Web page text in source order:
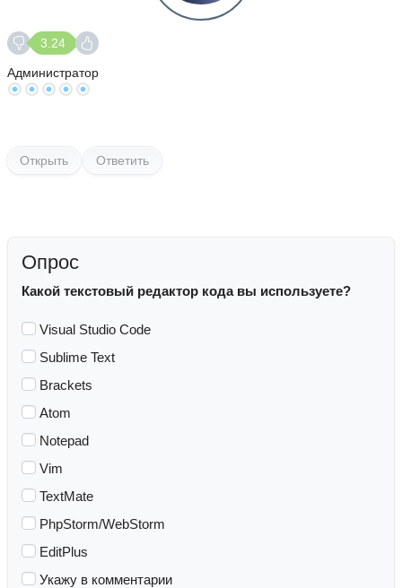
3.24
Администратор
Открыть Ответить
Опрос
Какой текстовый редактор кода вы используете?
Visual Studio Code
Sublime Text
Brackets
Atom
Notepad
Vim
TextMate
PhpStorm/WebStorm
EditPlus
Укажу в комментарии